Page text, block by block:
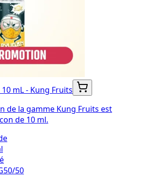
mL - Kung Fruits
de la gamme Kung Fruits est
de 10 ml.
50/50